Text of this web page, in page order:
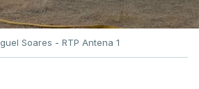
Soares - RTP Antena 1